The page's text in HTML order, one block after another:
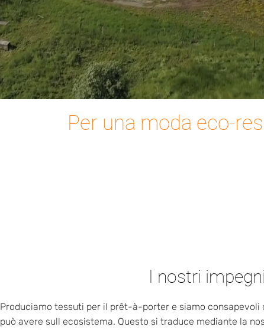
Per una moda eco-
I nostri impegni
Produciamo tessuti per il prêt-à-porter e siamo
può avere sull ecosistema. Questo si traduce mediante la